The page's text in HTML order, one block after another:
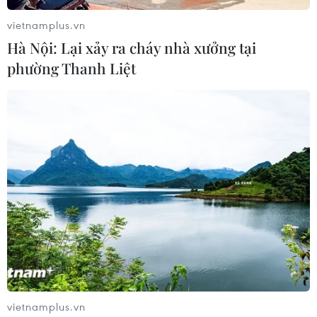
Tổng thống Mỹ Donald Trump chuẩn bị
đề cử nhân sự cho Fed
05/04/2019 03:23
Cựu ứng cử viên tổng thống của đảng Cộng hòa
Herman Cain được Tổng thống Mỹ Donald Trump đề cử
vào một vị trí của Ngân hàng Dự trữ Liên bang Mỹ
(Fed).
vietnamplus.vn
Hà Nội: Lại xảy ra cháy nhà xưởng tại
phường Thanh Liệt
vietnamplus.vn